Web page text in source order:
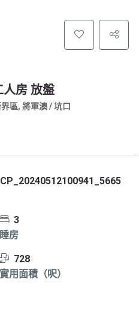
人房 放盤
區, 將軍澳 / 坑口
3
睡房
728
實用面積（呎）